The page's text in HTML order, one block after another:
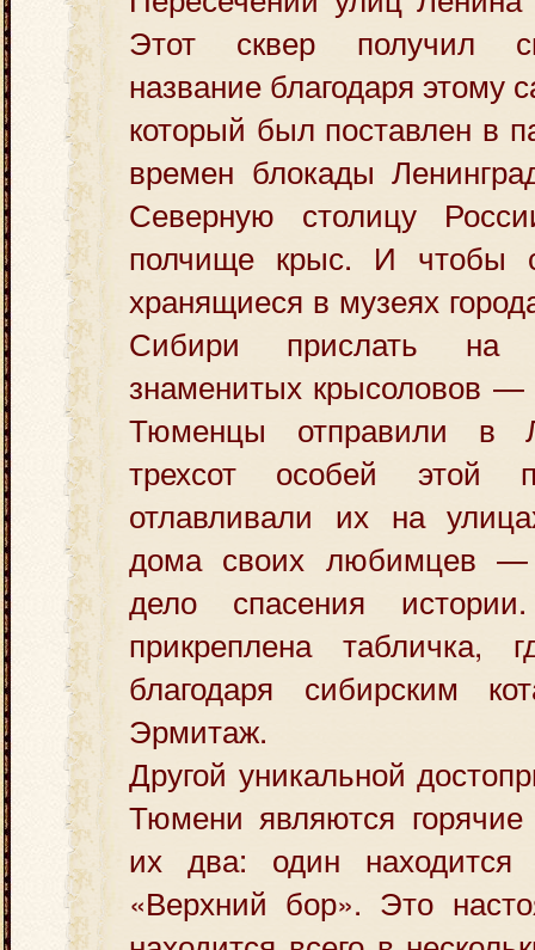
Этот сквер получил
название благодаря этому
который был поставлен в
времен блокады
Северную столицу
полчище крыс. И чтобы
хранящиеся в музеях
Сибири прислать на
знаменитых крысоловов —
Тюменцы отправили в
трехсот особей этой
отлавливали их на
дома своих любимцев —
дело спасения
прикреплена табличка,
благодаря сибирским
Эрмитаж.
Другой уникальной
Тюмени являются горячие
их два: один
«Верхний бор». Это